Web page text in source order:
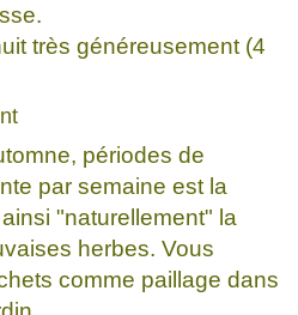
très généreusement (4
périodes de
par semaine est la
"naturellement" la
herbes. Vous
comme paillage dans